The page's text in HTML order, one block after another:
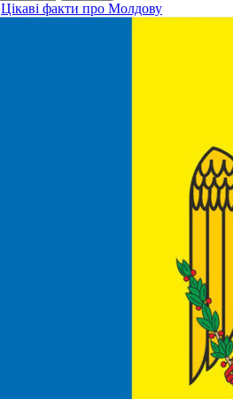
Цікаві факти про Молдову